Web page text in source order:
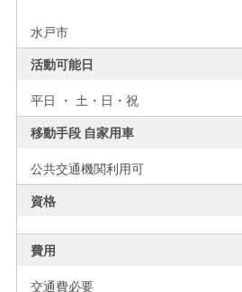
水戸市
活動可能日
平日 ・ 土・日・祝
移動手段 自家用車
公共交通機関利用可
資格
費用
交通費必要